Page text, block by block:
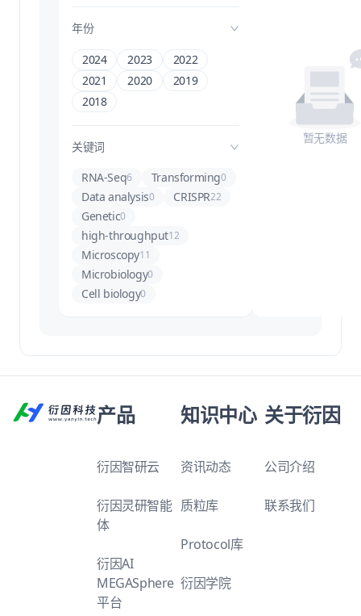
年份
2024 2023
2022
2021
2020
2019
2018
关键词
RNA-Seq6 Transforming0
Data analysis0 CRISPR22
Genetic0
high-throughput12
Microscopy11
Microbiology0
Cell biology0
暂无数据
产品
衍因智研云
衍因灵研智能
体
衍因AI
MEGASphere
平台
知识中心
资讯动态
质粒库
Protocol库
衍因学院
关于衍因
公司介绍
联系我们